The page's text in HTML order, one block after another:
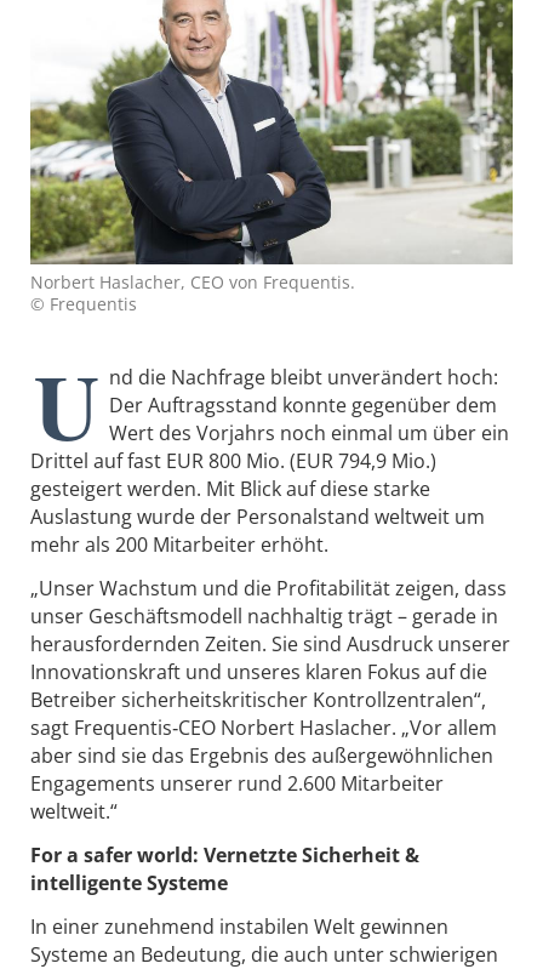
Norbert Haslacher, CEO von Frequentis.
© Frequentis
U nd die Nachfrage bleibt unverändert hoch:
Der Auftragsstand konnte gegenüber dem
Wert des Vorjahrs noch einmal um über ein
Drittel auf fast EUR 800 Mio. (EUR 794,9 Mio.)
gesteigert werden. Mit Blick auf diese starke
Auslastung wurde der Personalstand weltweit um
mehr als 200 Mitarbeiter erhöht.
„Unser Wachstum und die Profitabilität zeigen, dass
unser Geschäftsmodell nachhaltig trägt – gerade in
herausfordernden Zeiten. Sie sind Ausdruck unserer
Innovationskraft und unseres klaren Fokus auf die
Betreiber sicherheitskritischer Kontrollzentralen“,
sagt Frequentis‑CEO Norbert Haslacher. „Vor allem
aber sind sie das Ergebnis des außergewöhnlichen
Engagements unserer rund 2.600 Mitarbeiter
weltweit.“
For a safer world: Vernetzte Sicherheit &
intelligente Systeme
In einer zunehmend instabilen Welt gewinnen
Systeme an Bedeutung, die auch unter schwierigen